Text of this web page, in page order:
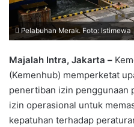
Pelabuhan Merak. Foto: Istimewa
Majalah Intra, Jakarta –
(Kemenhub) memperketat
penertiban izin penggunaan
izin operasional untuk
kepatuhan terhadap